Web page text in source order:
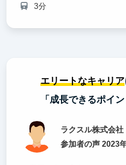
3分
エリートなキャリア
「成長できるポイ
ラクスル株式会社
参加者の声 2023